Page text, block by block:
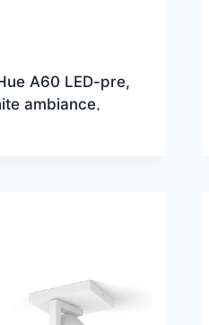
A60 LED-pre,
ambiance,
+ Bluetooth